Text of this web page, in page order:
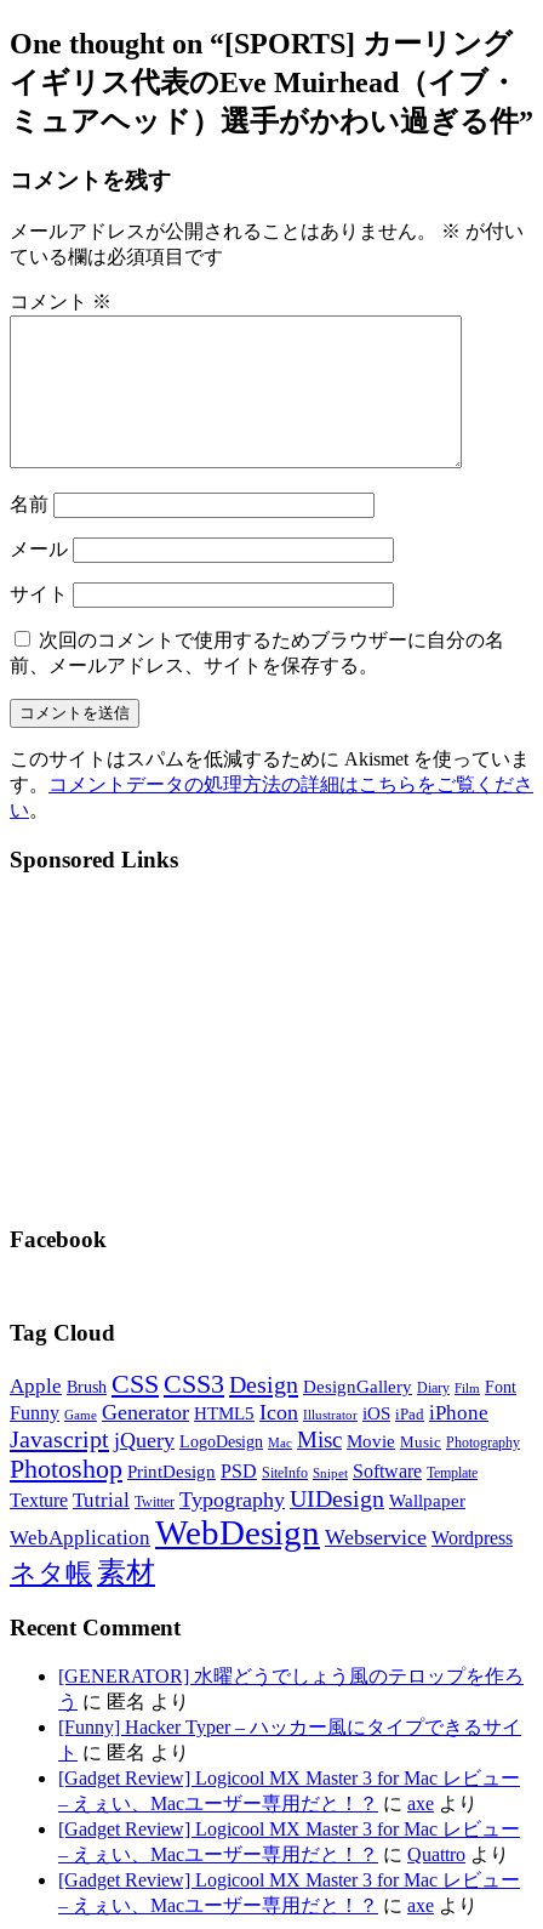
One thought on “[SPORTS] カーリング
イギリス代表のEve Muirhead（イブ・
ミュアヘッド）選手がかわい過ぎる件”
コメントを残す
メールアドレスが公開されることはありません。 ※ が付い
ている欄は必須項目です
コメント ※
名前
メール
サイト
次回のコメントで使用するためブラウザーに自分の名
前、メールアドレス、サイトを保存する。
このサイトはスパムを低減するために Akismet を使っていま
す。
コメントデータの処理方法の詳細はこちらをご覧くださ
い。
Sponsored Links
Facebook
Tag Cloud
Apple Brush CSS CSS3 Design DesignGallery Diary Film Font
Funny Game Generator HTML5 Icon Illustrator iOS iPad iPhone
Javascript jQuery LogoDesign Mac Misc Movie Music Photography
Photoshop PrintDesign PSD SiteInfo Snipet Software Template
Texture Tutrial Twitter Typography UIDesign Wallpaper
WebApplication WebDesign Webservice Wordpress
ネタ帳 素材
Recent Comment
[GENERATOR] 水曜どうでしょう風のテロップを作ろ
う に 匿名 より
[Funny] Hacker Typer – ハッカー風にタイプできるサイ
ト に 匿名 より
[Gadget Review] Logicool MX Master 3 for Mac レビュー
– えぇい、Macユーザー専用だと！？ に axe より
[Gadget Review] Logicool MX Master 3 for Mac レビュー
– えぇい、Macユーザー専用だと！？ に Quattro より
[Gadget Review] Logicool MX Master 3 for Mac レビュー
– えぇい、Macユーザー専用だと！？ に axe より